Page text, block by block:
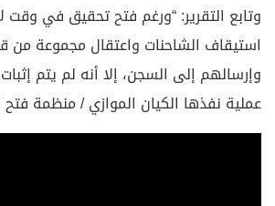
وتابع التقرير: “ورغم فتح تحقيق في
استيقاف الشاحنات واعتقال مجموعة من
وإرسالهم إلى السجن، إلا أنه لم يتم
عملية نفذها الكيان الموازي / منظمة فتح